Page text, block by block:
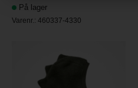
På lager
Varenr.:460337-4330